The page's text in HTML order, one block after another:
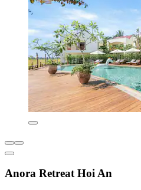
Anora Retreat Hoi An